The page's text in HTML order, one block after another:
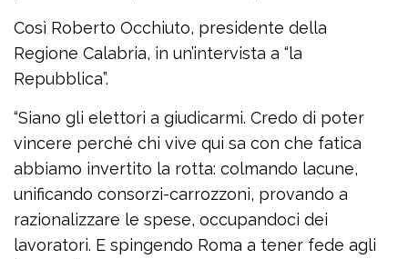
Così Roberto Occhiuto, presidente della
Regione Calabria, in un’intervista a “la
Repubblica”.
“Siano gli elettori a giudicarmi. Credo di poter
vincere perché chi vive qui sa con che fatica
abbiamo invertito la rotta: colmando lacune,
unificando consorzi-carrozzoni, provando a
razionalizzare le spese, occupandoci dei
lavoratori. E spingendo Roma a tener fede agli